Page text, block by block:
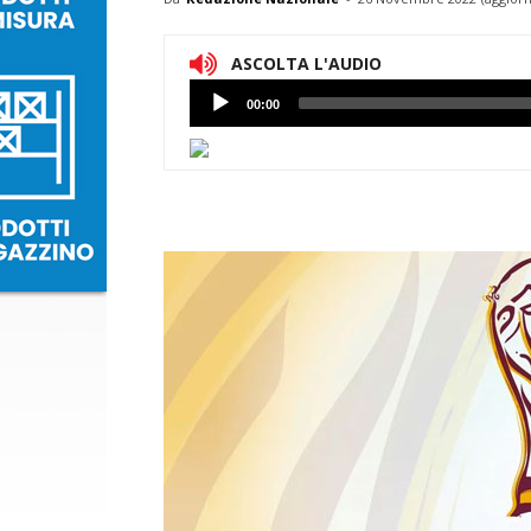
ASCOLTA L'AUDIO
Lettore
Audio
00:00